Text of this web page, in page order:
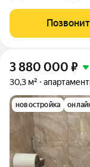
сочетании
данном проекте
3 880 000 ₽
30,3 м²
новостройка